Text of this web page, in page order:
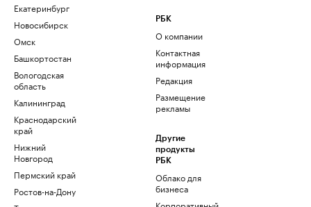
Екатеринбург
Новосибирск
Омск
Башкортостан
Вологодская
область
Калининград
Краснодарский
край
Нижний
Новгород
Пермский край
Ростов-на-Дону
РБК
О компании
Контактная
информация
Редакция
Размещение
рекламы
Другие
продукты
РБК
Облако для
бизнеса